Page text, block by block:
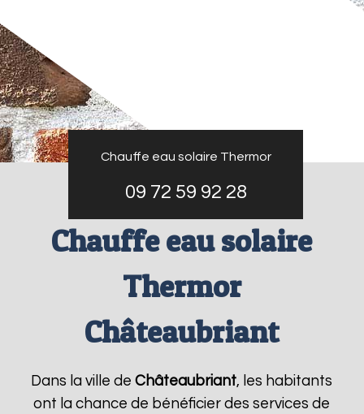
Chauffe eau solaire Thermor
09 72 59 92 28
Chauffe eau solaire
Thermor
Châteaubriant
Dans la ville deChâteaubriant, les habitants
ont la chance de bénéficier des services de